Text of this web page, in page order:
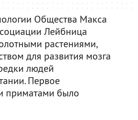
Общества Макса
Лейбница
растениями,
для развития мозга
людей
Первое
приматами было